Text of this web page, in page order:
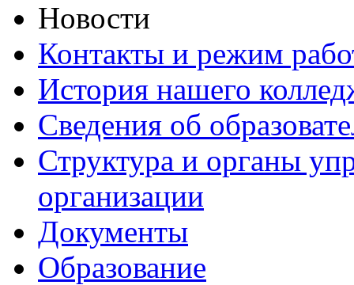
Новости
Контакты и режим
История нашего
Сведения об
Структура и органы
организации
Документы
Образование